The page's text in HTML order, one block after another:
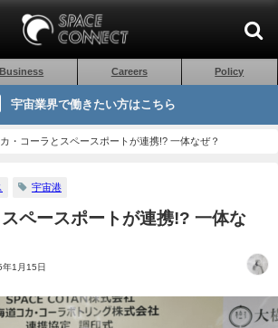
Business Careers Policy
宇宙業界で働きたい方はこちら
カ・コーラとスペースポートが連携!? 一体なぜ？
宇宙港
ペースポートが連携!? 一体な
年1月15日